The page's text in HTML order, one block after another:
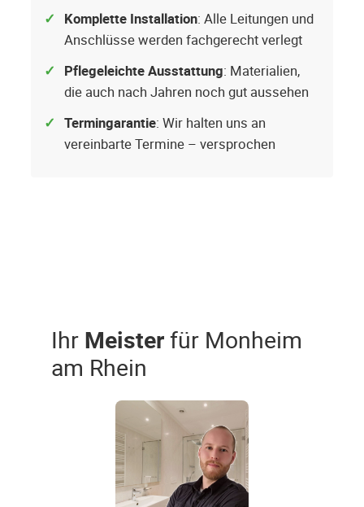
Komplette Installation: Alle Leitungen und
Anschlüsse werden fachgerecht verlegt
Pflegeleichte Ausstattung: Materialien,
die auch nach Jahren noch gut aussehen
Termingarantie: Wir halten uns an
vereinbarte Termine – versprochen
Ihr Meisterfür Monheim
am Rhein